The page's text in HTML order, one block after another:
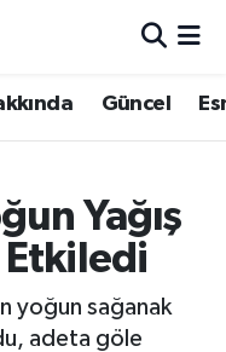
Güncel
Yağış
Etkiledi
yoğun sağanak
adeta göle
Fikstür